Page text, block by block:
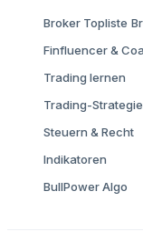
Broker Topliste
Finfluencer &
Trading lernen
Trading-
Steuern & Recht
Indikatoren
BullPower Algo